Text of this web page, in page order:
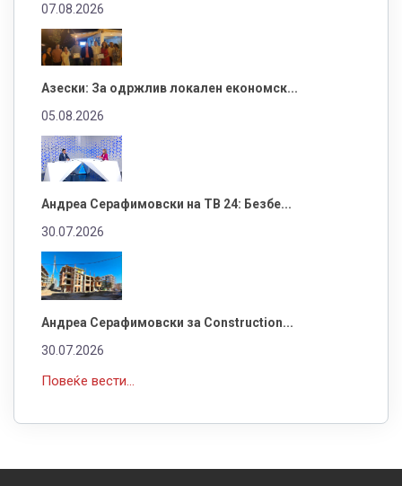
07.08.2026
Азески: За одржлив локален економск...
05.08.2026
Андреа Серафимовски на ТВ 24: Безбе...
30.07.2026
Андреа Серафимовски за Construction...
30.07.2026
Повеќе вести...